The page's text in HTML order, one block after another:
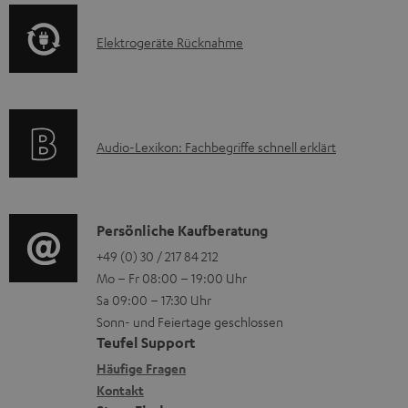
e
d
A
r
i
e
n
z
u
r
G
E
t
g
e
r
ä
t
e
R
Elektrogeräte Rücknahme
A
i
o
-
L
e
x
i
Audio-Lexikon: Fachbegriffe schnell erklärt
K
o
n
t
a
k
t
Persönliche Kaufberatung
+49 (0) 30 / 217 84 212
Mo – Fr 08:00 – 19:00 Uhr
Sa 09:00 – 17:30 Uhr
Sonn- und Feiertage geschlossen
Teufel Support
Häufige Fragen
Kontakt